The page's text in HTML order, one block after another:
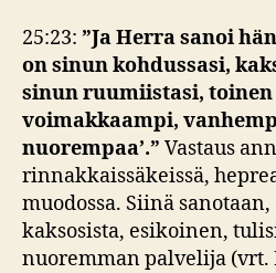
25:23: ”Ja Herra sanoi
on sinun kohdussasi,
sinun ruumiistasi,
voimakkaampi,
nuorempaa’.” Vastaus
rinnakkaissäkeissä,
muodossa. Siinä
kaksosista, esikoinen,
nuoremman palvelija (vrt.